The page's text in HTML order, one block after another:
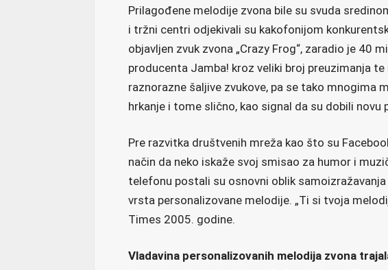
Prilagođene melodije zvona bile su svuda
i tržni centri odjekivali su kakofonijom
objavljen zvuk zvona „Crazy Frog“, zaradio je 40
producenta Jamba! kroz veliki broj preuzimanja
raznorazne šaljive zvukove, pa se tako mnogima
hrkanje i tome slično, kao signal da su dobili novu
Pre razvitka društvenih mreža kao što su
način da neko iskaže svoj smisao za humor i
telefonu postali su osnovni oblik
vrsta personalizovane melodije. „Ti si tvoja
Times 2005. godine.
Vladavina personalizovanih melodija zvona